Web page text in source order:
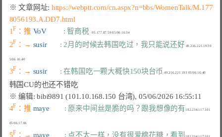
※ 文章网址: https://webptt.com/cn.aspx?n=bbs/WomenTalk/M.177
8056193.A.DD7.html
1F ：推 VoV : 智商税
   95.177.87.59 05/06 16:34
2F ：→ susir : 2月的时候去韩国吃过，我只能说还好 49.216.221.193 0
5/06 16:40
3F ：→ susir : 在韩国吃一颗大概快150块台币
4F ：推 maye : 原来中间丝是脆的吗？跟我想像的有 182.234.117.101
5F ：→ maye : 点不太一样，没有很爱棉花糖，看到 182.234.117.101